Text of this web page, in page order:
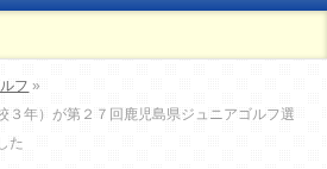
フ »
３年）が第２７回鹿児島県ジュニアゴルフ選
た